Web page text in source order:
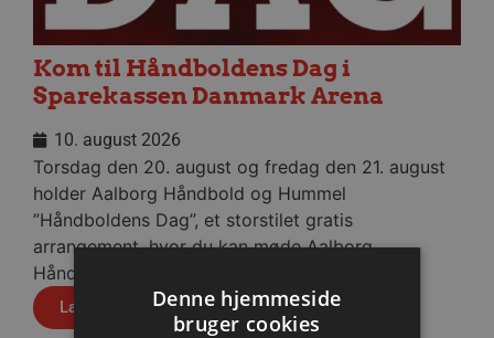
Kom til Håndboldens Dag i
Sparekassen Danmark Arena
10. august 2026
Torsdag den 20. august og fredag den 21. august
holder Aalborg Håndbold og Hummel
”Håndboldens Dag”, et storstilet gratis
arrangement, hvor du kan møde Aalborg
Håndbolds ligaspillere, se det nyeste...
Læs mere
Denne hjemmeside
bruger cookies